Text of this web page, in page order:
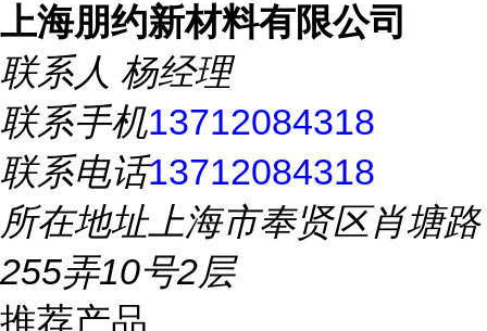
上海朋约新材料有限公司
联系人 杨经理
联系手机13712084318
联系电话13712084318
所在地址上海市奉贤区肖塘路
255弄10号2层
推荐产品